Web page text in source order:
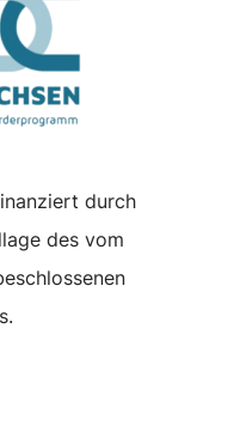
durch
des vom